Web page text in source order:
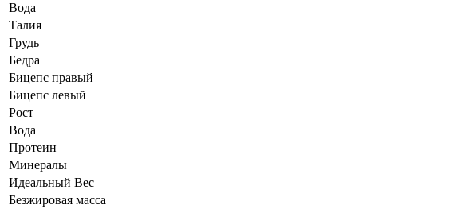
Вода
Талия
Грудь
Бедра
Бицепс правый
Бицепс левый
Рост
Вода
Протеин
Минералы
Идеальный Вес
Безжировая масса